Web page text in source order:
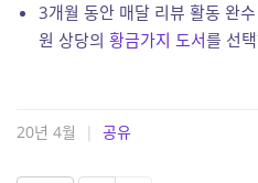
3개월 동안 매달 리뷰 활동 완
원 상당의 황금가지 도서를 선
20년 4월 | 공유